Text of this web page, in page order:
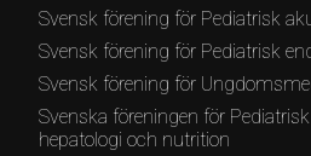
Svensk förening för Pediatrisk
Svensk förening för Pediatrisk
Svensk förening för
Svenska föreningen för
hepatologi och nutrition